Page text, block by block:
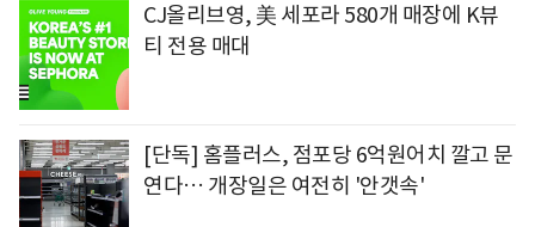
CJ올리브영, 美 세포라 580개 매장에 K뷰
티 전용 매대
[단독] 홈플러스, 점포당 6억원어치 깔고 문
연다… 개장일은 여전히 '안갯속'